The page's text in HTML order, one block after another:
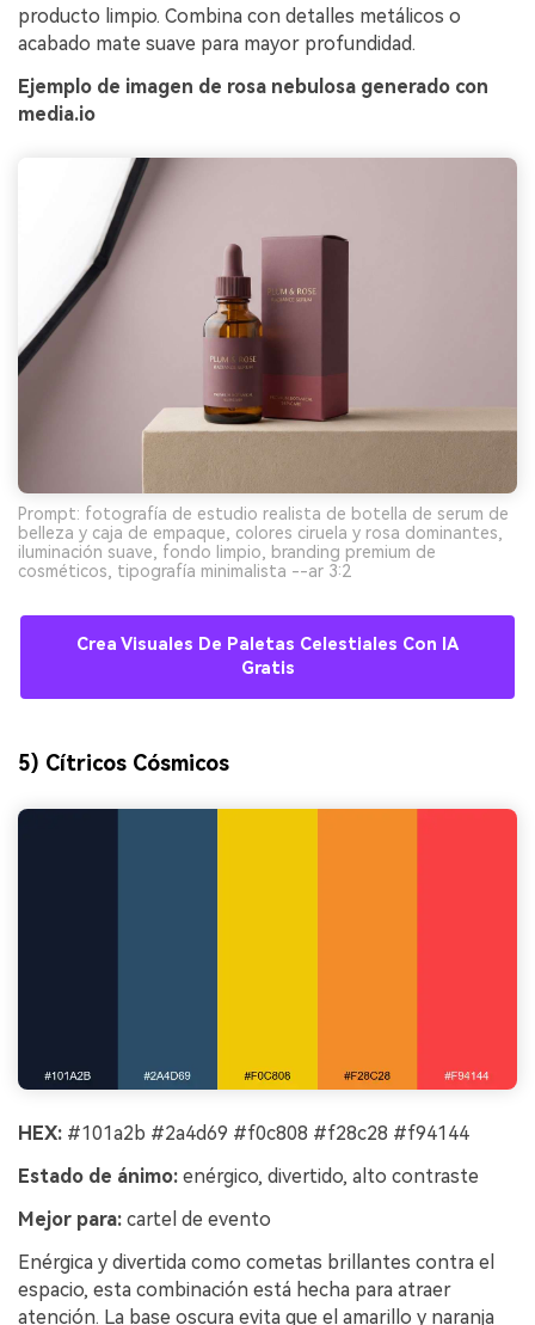
producto limpio. Combina con detalles metálicos o
acabado mate suave para mayor profundidad.
Ejemplo de imagen de rosa nebulosa generado con
media.io
Prompt: fotografía de estudio realista de botella de serum de
belleza y caja de empaque, colores ciruela y rosa dominantes,
iluminación suave, fondo limpio, branding premium de
cosméticos, tipografía minimalista --ar 3:2
Crea Visuales De Paletas Celestiales Con IA
Gratis
5) Cítricos Cósmicos
HEX: #101a2b #2a4d69 #f0c808 #f28c28 #f94144
Estado de ánimo: enérgico, divertido, alto contraste
Mejor para: cartel de evento
Enérgica y divertida como cometas brillantes contra el
espacio, esta combinación está hecha para atraer
atención. La base oscura evita que el amarillo y naranja